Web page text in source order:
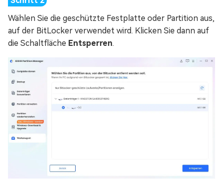
Wählen Sie die geschützte Festplatte oder Partition aus,
auf der BitLocker verwendet wird. Klicken Sie dann auf
die Schaltfläche Entsperren.